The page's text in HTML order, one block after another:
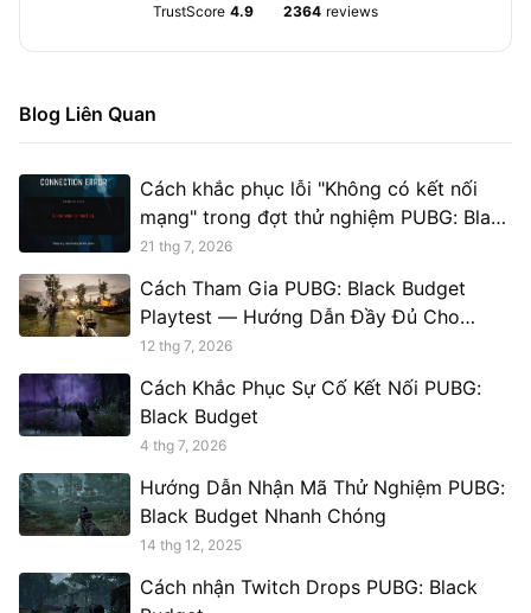
TrustScore 4.9 2364 reviews
Blog Liên Quan
Cách khắc phục lỗi "Không có kết nối
mạng" trong đợt thử nghiệm PUBG: Black
Budget
21 thg 7, 2026
Cách Tham Gia PUBG: Black Budget
Playtest — Hướng Dẫn Đầy Đủ Cho
Người Chơi Muốn Truy Cập Sớm
12 thg 7, 2026
Cách Khắc Phục Sự Cố Kết Nối PUBG:
Black Budget
4 thg 7, 2026
Hướng Dẫn Nhận Mã Thử Nghiệm PUBG:
Black Budget Nhanh Chóng
14 thg 12, 2025
Cách nhận Twitch Drops PUBG: Black